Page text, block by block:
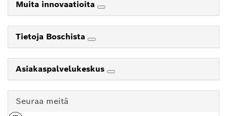
Muita innovaatioita
Tietoja Boschista
Asiakaspalvelukeskus
Seuraa meitä